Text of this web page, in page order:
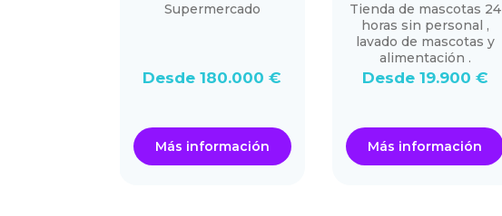
Supermercado
Desde 180.000 €
Más información
Tienda de mascotas 24
horas sin personal ,
lavado de mascotas y
alimentación .
Desde 19.900 €
Más información